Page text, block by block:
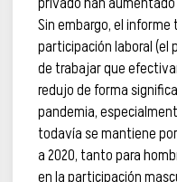
Sin embargo, el
participación laboral (el
de trabajar que
redujo de forma
pandemia,
todavía se mantiene
a 2020, tanto para